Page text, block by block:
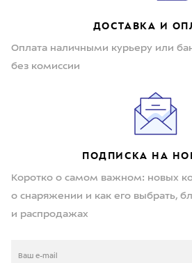
ДОСТАВКА И
Оплата наличными курьеру или
без комиссии
ПОДПИСКА НА
Коротко о самом важном: новых
о снаряжении и как его выбрать,
и распродажах